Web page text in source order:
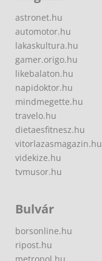
astronet.hu
automotor.hu
lakaskultura.hu
gamer.origo.hu
likebalaton.hu
napidoktor.hu
mindmegette.hu
travelo.hu
dietaesfitnesz.hu
vitorlazasmagazin.hu
videkize.hu
tvmusor.hu
Bulvár
borsonline.hu
ripost.hu